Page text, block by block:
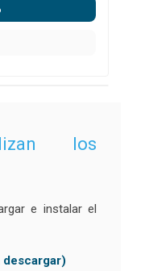
los
e instalar el
descargar)